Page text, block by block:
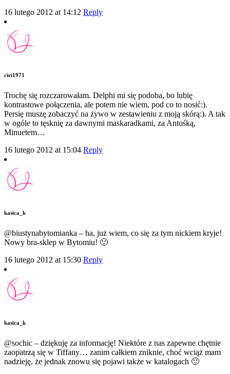
16 lutego 2012 at 14:12 Reply
ciri1971
Trochę się rozczarowałam. Delphi mi się podoba, bo lubię
kontrastowe połączenia, ale potem nie wiem, pod co to nosić:).
Persię muszę zobaczyć na żywo w zestawieniu z moją skórą:). A tak
w ogóle to tęsknię za dawnymi maskaradkami, za Antośką,
Minuetem…
16 lutego 2012 at 15:04 Reply
kasica_k
@biustynabytomianka – ha, już wiem, co się za tym nickiem kryje!
Nowy bra-sklep w Bytomiu! 🙂
16 lutego 2012 at 15:30 Reply
kasica_k
@sochic – dziękuję za informację! Niektóre z nas zapewne chętnie
zaopatrzą się w Tiffany… zanim całkiem zniknie, choć wciąż mam
nadzieję, że jednak znowu się pojawi także w katalogach 🙂